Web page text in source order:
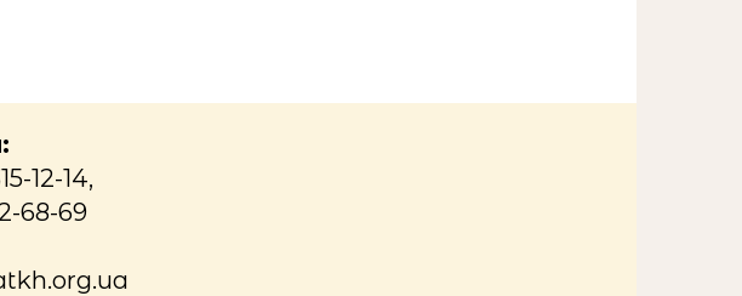
12-14,
68-69